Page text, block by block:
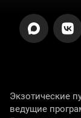
Экзотические
ведущие